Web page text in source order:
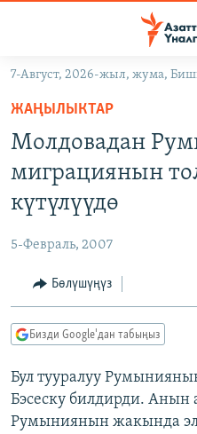
Навигацияга
өтүңүз
Издөөгө
салыңыз
МАДАНИЯТ
ДҮЙНӨ
УКРАИНА
ТВ ПРОГРАММАЛАР
БҮГҮН АЗАТТЫКТА
ДАНИСТЕ
ПОДКАСТ
ОНЛАЙН ШЕРИНЕ
7-Август, 2026-жыл, жума,
ЖАҢЫЛЫКТАР
Молдовадан
миграциянын
күтүлүүдө
5-Февраль, 2007
Бөлүшүңүз
Бизди Google'дан табыңыз
Бул тууралуу
Бэсеску билдирди.
Румыниянын жакында